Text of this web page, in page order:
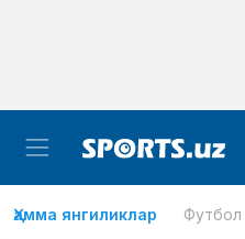
Ҳамма янгиликлар Футбол